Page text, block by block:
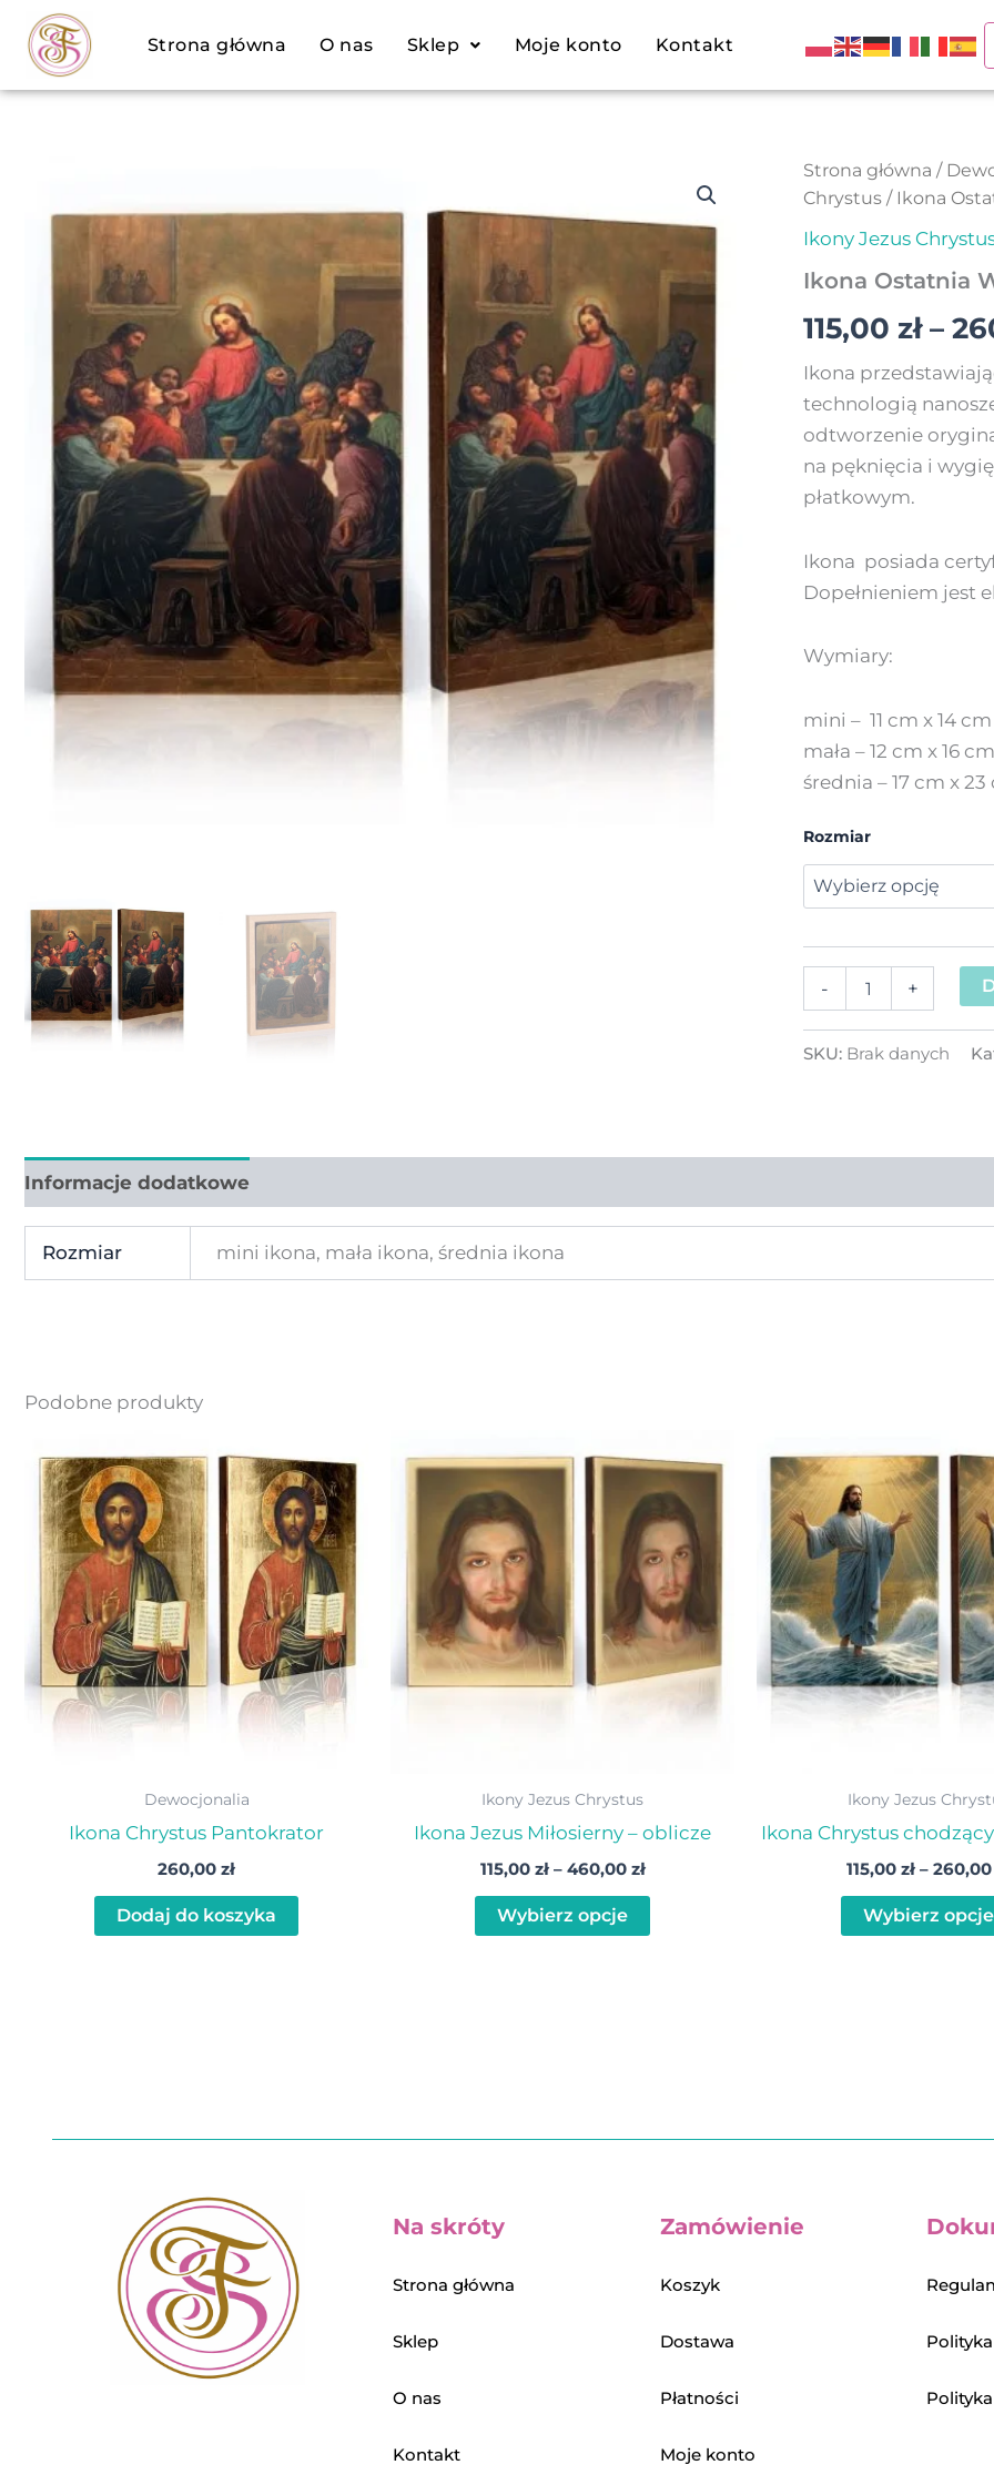
Przejdź
treści
Strona główna O nas Sklep Moje konto Kontakt
Strona główna /
Chrystus / Ikona
Ikony Jezus
Ikona Ostatnia
115,00 zł –
Ikona
technologią
odtworzenie
na pęknięcia i
płatkowym.
Ikona posiada
Dopełnieniem jest
Wymiary:
mini – 11 cm x 14 cm
mała – 12 cm x 16 cm
średnia – 17 cm x 23
Rozmiar
-
ilość
Ikona
Ostatnia
Wieczerza
+
SKU: Brak danych
Informacje dodatkowe
Rozmiar mini ikona, mała ikona, średnia ikona
Podobne produkty
Dewocjonalia
Ikona Chrystus Pantokrator
260,00 zł
Dodaj do koszyka
Ikony Jezus Chrystus
Ikona Jezus Miłosierny – oblicze
115,00 zł – 460,00 zł
cen:
115,00 zł
do
460,00 zł
Wybierz opcje
produkt
wiele
wariantów.
Opcje
można
wybrać
Ikony Jezus
Ikona Chrystus
115,00 zł – 260,00
Wybierz opcje
Na skróty
Strona główna
Sklep
O nas
Kontakt
Zamówienie
Koszyk
Dostawa
Płatności
Moje konto